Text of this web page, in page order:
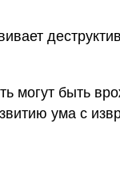
могут быть
ума с